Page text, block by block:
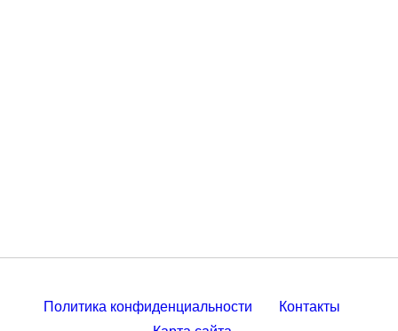
Политика конфиденциальности
Контакты